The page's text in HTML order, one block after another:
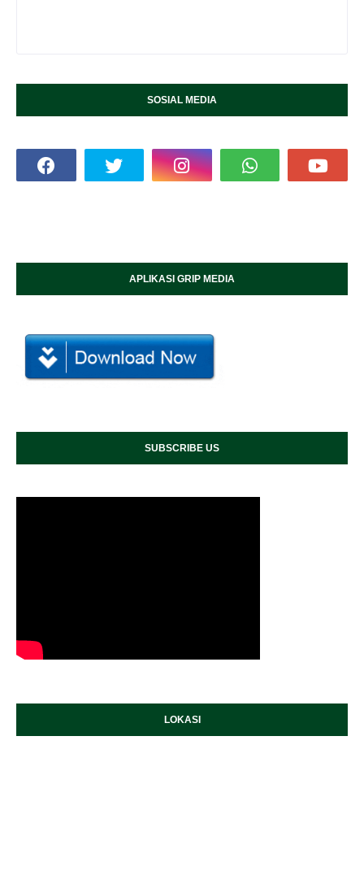
SOSIAL MEDIA
APLIKASI GRIP MEDIA
SUBSCRIBE US
LOKASI